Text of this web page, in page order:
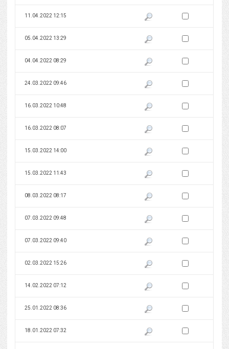
11.04.2022 12:15 Pokaż podgląd wersji z dnia
Zaznacz wersję do
05.04.2022 13:29 Pokaż podgląd wersji z dnia
Zaznacz wersję do
04.04.2022 08:29 Pokaż podgląd wersji z dnia
Zaznacz wersję do
24.03.2022 09:46 Pokaż podgląd wersji z dnia
Zaznacz wersję do
16.03.2022 10:48 Pokaż podgląd wersji z dnia
Zaznacz wersję do
16.03.2022 08:07 Pokaż podgląd wersji z dnia
Zaznacz wersję do
15.03.2022 14:00 Pokaż podgląd wersji z dnia
Zaznacz wersję do
15.03.2022 11:43 Pokaż podgląd wersji z dnia
Zaznacz wersję do
08.03.2022 08:17 Pokaż podgląd wersji z dnia
Zaznacz wersję do
07.03.2022 09:48 Pokaż podgląd wersji z dnia
Zaznacz wersję do
07.03.2022 09:40 Pokaż podgląd wersji z dnia
Zaznacz wersję do
02.03.2022 15:26 Pokaż podgląd wersji z dnia
Zaznacz wersję do
14.02.2022 07:12 Pokaż podgląd wersji z dnia
Zaznacz wersję do
25.01.2022 08:36 Pokaż podgląd wersji z dnia
Zaznacz wersję do
18.01.2022 07:32 Pokaż podgląd wersji z dnia
Zaznacz wersję do